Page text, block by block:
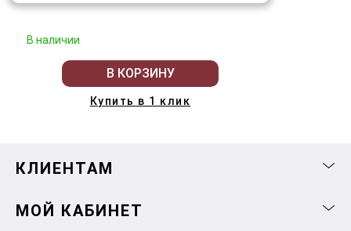
В наличии
В КОРЗИНУ
Купить в 1 клик
КЛИЕНТАМ
МОЙ КАБИНЕТ